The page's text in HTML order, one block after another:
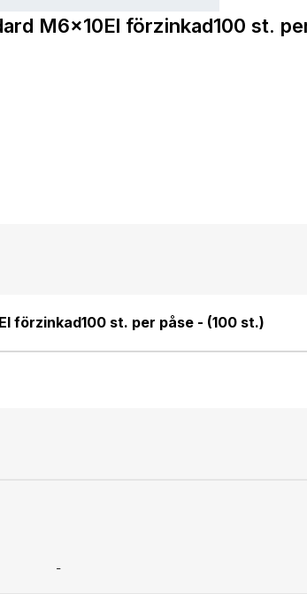
M6x10El förzinkad100 st.
WIBE GROUP Skruv standard M6x10El förzinkad100 st. per påse - (100 st.)
-